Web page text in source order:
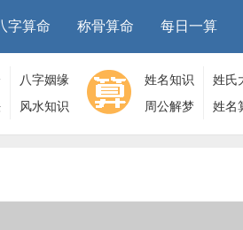
字算命 称骨算命 每日一算
八字姻缘
风水知识
姓名知识 姓氏
周公解梦
姓名